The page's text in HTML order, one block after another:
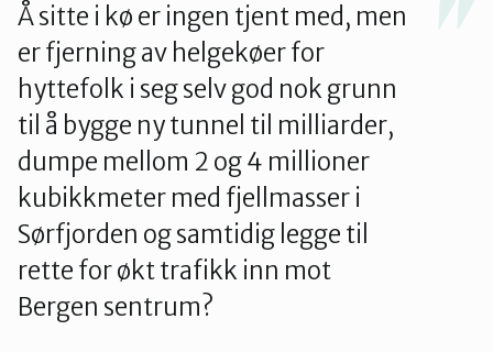
Å sitte i kø er ingen tjent med, men
er fjerning av helgekøer for
hyttefolk i seg selv god nok grunn
til å bygge ny tunnel til milliarder,
dumpe mellom 2 og 4 millioner
kubikkmeter med fjellmasser i
Sørfjorden og samtidig legge til
rette for økt trafikk inn mot
Bergen sentrum?